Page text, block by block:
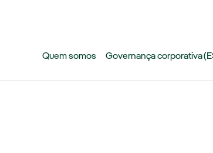
Quem somos Governança corporativa